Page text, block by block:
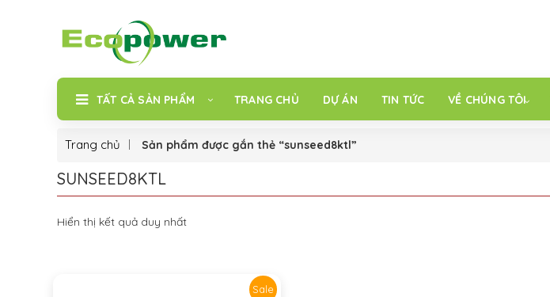
TẤT CẢ SẢN PHẨM TRANG CHỦ DỰ ÁN TIN TỨC VỀ CHÚNG TÔI
Trang chủ Sản phẩm được gắn thẻ “sunseed8ktl”
SUNSEED8KTL
Hiển thị kết quả duy nhất
Sale